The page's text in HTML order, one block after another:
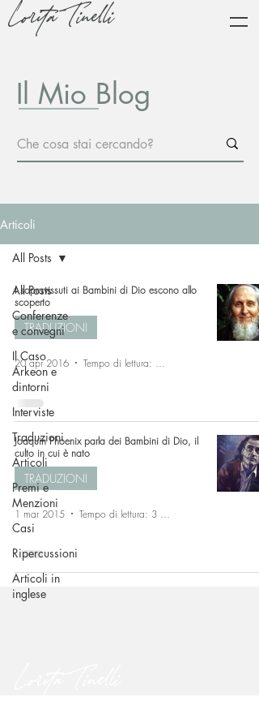
Lorita Tinelli
Il Mio Blog
Articoli
All Posts
Conferenze
e convegni
Il Caso
Arkeon e
dintorni
Interviste
Traduzioni
Articoli
Premi e
Menzioni
Casi
Ripercussioni
Articoli in
inglese
All Posts
I sopravissuti ai Bambini di Dio escono allo
scoperto
TRADUZIONI
20 apr 2016 Tempo di lettura: 7 min
Joaquin Phoenix parla dei Bambini di Dio, il
culto in cui è nato
TRADUZIONI
1 mar 2015 Tempo di lettura: 3 min